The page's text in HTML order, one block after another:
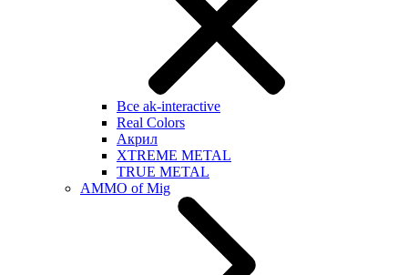
Все ak-interactive
Real Colors
Акрил
XTREME METAL
TRUE METAL
AMMO of Mig